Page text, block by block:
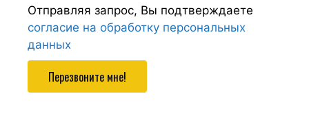
Отправляя запрос, Вы подтверждаете
согласие на обработку персональных
данных
Перезвоните мне!